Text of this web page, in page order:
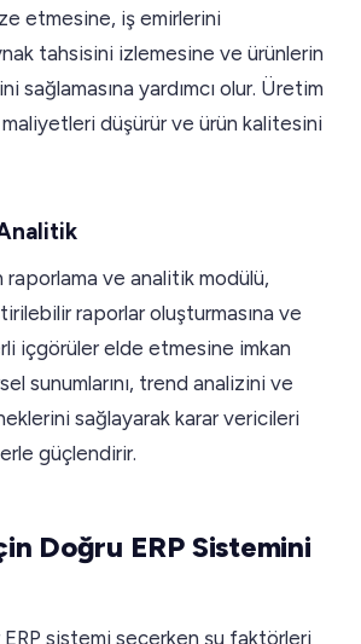
etmesine, iş emirlerini
tahsisini izlemesine ve ürünlerin
sağlamasına yardımcı olur. Üretim
maliyetleri düşürür ve ürün kalitesini
raporlama ve analitik modülü,
raporlar oluşturmasına ve
içgörüler elde etmesine imkan
sunumlarını, trend analizini ve
sağlayarak karar vericileri
güçlendirir.
Doğru ERP Sistemini
sistemi seçerken şu faktörleri